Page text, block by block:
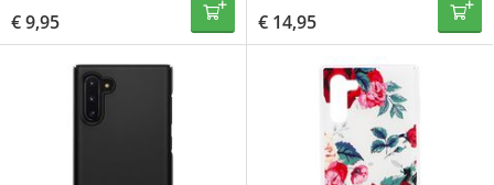
€9,95 € 14,95